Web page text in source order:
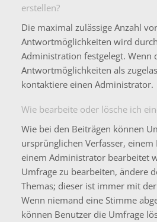
erstellen?
Die maximal zulässige Anzahl
Antwortmöglichkeiten wird
Administration festgelegt. Wenn
Antwortmöglichkeiten als
kontaktiere einen Administrator.
Wie bearbeite oder lösche ich
Wie bei den Beiträgen können
ursprünglichen Verfasser,
einem Administrator bearbeitet
Umfrage zu bearbeiten, ändere
Themas; dieser ist immer mit
Wenn niemand eine Stimme
können Benutzer die Umfrage